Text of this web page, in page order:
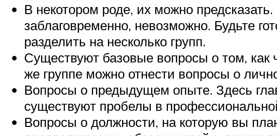
В некотором роде, их можно
заблаговременно, невозможно. Будьте
разделить на несколько групп.
Существуют базовые вопросы о том, как
же группе можно отнести вопросы о
Вопросы о предыдущем опыте. Здесь
существуют пробелы в
Вопросы о должности, на которую вы